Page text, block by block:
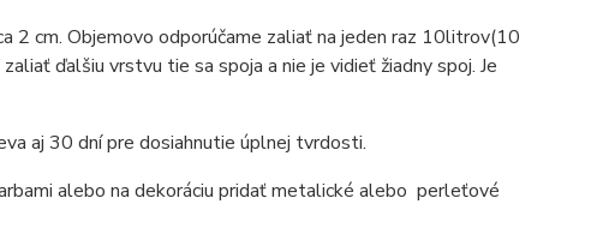
2 cm. Objemovo odporúčame zaliať na jeden raz 10litrov(10
ďalšiu vrstvu tie sa spoja a nie je vidieť žiadny spoj. Je
aj 30 dní pre dosiahnutie úplnej tvrdosti.
alebo na dekoráciu pridať metalické alebo perleťové